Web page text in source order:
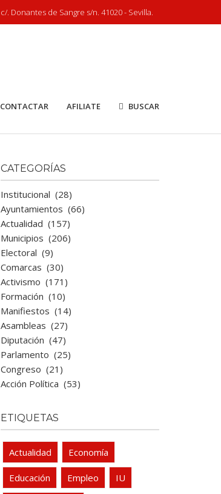
c/. Donantes de Sangre s/n. 41020 - Sevilla.
CONTACTAR AFILIATE BUSCAR
CATEGORÍAS
Institucional (28)
Ayuntamientos (66)
Actualidad (157)
Municipios (206)
Electoral (9)
Comarcas (30)
Activismo (171)
Formación (10)
Manifiestos (14)
Asambleas (27)
Diputación (47)
Parlamento (25)
Congreso (21)
Acción Política (53)
ETIQUETAS
Actualidad Economía
Educación Empleo IU